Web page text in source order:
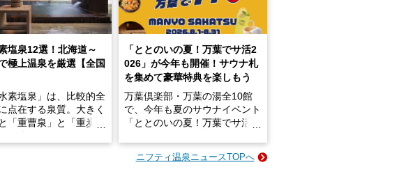
塩泉12選！北海道～
極上温泉を厳選【全国
水素塩泉」は、比較的全
点在する泉質。大きく
「重曹泉」と「重炭酸
「ととのいの夏！万葉でサ活2
026」が今年も開催！サウナ札
を集めて豪華特典を楽しもう
万葉倶楽部・万葉の湯全10館
で、今年も夏のサウナイベント
「ととのいの夏！万葉でサ活2
2026年8月1日（土）～8月31
ニフティ温泉ニュースTOPへ